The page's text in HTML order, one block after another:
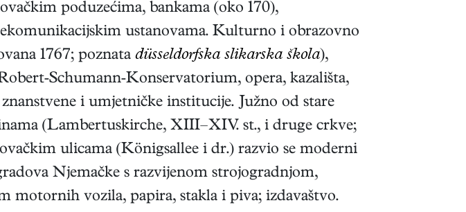
poduzećima, bankama (oko 170),
ustanovama. Kulturno i obrazovno
1767; poznata düsseldorfska slikarska škola),
opera, kazališta,
i umjetničke institucije. Južno od stare
(Lambertuskirche, XIII–XIV. st., i druge crkve;
ulicama (Königsallee i dr.) razvio se moderni
Njemačke s razvijenom strojogradnjom,
vozila, papira, stakla i piva; izdavaštvo.